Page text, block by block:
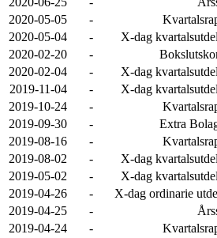
2020-05-05
-
2020-05-04
-
X-dag
2020-02-20
-
2020-02-04
-
X-dag
2019-11-04
-
X-dag
2019-10-24
-
2019-09-30
-
Extra
2019-08-16
-
2019-08-02
-
X-dag
2019-05-02
-
X-dag
2019-04-26
-
X-dag ordinarie
2019-04-25
-
2019-04-24
-